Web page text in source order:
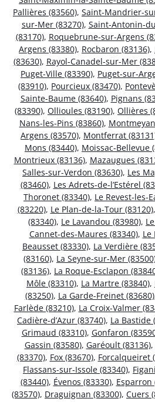
Pallières (83560), Saint-Mandrier-
sur-Mer (83270), Saint-Antonin-
(83170), Roquebrune-sur-Argens
Argens (83380), Rocbaron (83136),
(83630), Rayol-Canadel-sur-Mer
Puget-Ville (83390), Puget-sur-
(83910), Pourcieux (83470),
Sainte-Baume (83640), Pignans
(83390), Ollioules (83190), Ollières
Nans-les-Pins (83860),
Argens (83570), Montferrat
Mons (83440), Moissac-Bellevue
Montrieux (83136), Mazaugues
Salles-sur-Verdon (83630), Les
(83460), Les Adrets-de-l’Estérel
Thoronet (83340), Le Revest-les-
(83220), Le Plan-de-la-Tour (83120),
(83340), Le Lavandou (83980),
Cannet-des-Maures (83340), Le
Beausset (83330), La Verdière
(83160), La Seyne-sur-Mer
(83136), La Roque-Esclapon
Môle (83310), La Martre (83840),
(83250), La Garde-Freinet (83680)
Farlède (83210), La Croix-Valmer
Cadière-d’Azur (83740), La Bastide
Grimaud (83310), Gonfaron
Gassin (83580), Garéoult (83136),
(83370), Fox (83670), Forcalqueiret
Flassans-sur-Issole (83340),
(83440), Évenos (83330), Esparron
(83570), Draguignan (83300), Cuers